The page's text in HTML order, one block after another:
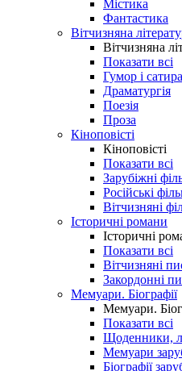
Містика
Фантастика
Вітчизняна
Вітчизняна
Показати всі
Гумор і сатира
Драматургія
Поезія
Проза
Кіноповісті
Кіноповісті
Показати всі
Зарубіжні
Російські
Вітчизняні
Історичні романи
Історичні
Показати всі
Вітчизняні
Закордонні
Мемуари. Біографії
Мемуари.
Показати всі
Щоденники,
Мемуари
Біографії